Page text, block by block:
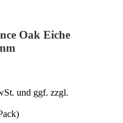
Oak Eiche
und ggf. zzgl.
)